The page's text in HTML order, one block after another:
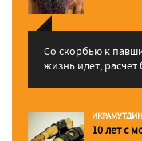
Со скорбью к
жизнь идет, расчет
10 лет с